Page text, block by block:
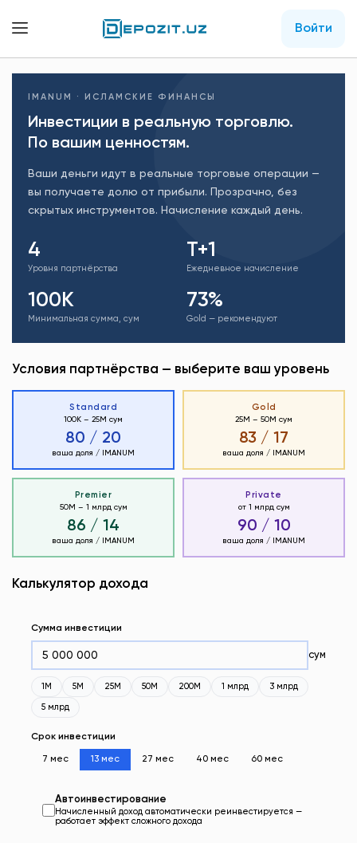
Войти
IMANUM · ИСЛАМСКИЕ ФИНАНСЫ
Инвестиции в реальную торговлю.
По вашим ценностям.
Ваши деньги идут в реальные торговые операции —
вы получаете долю от прибыли. Прозрачно, без
скрытых инструментов. Начисление каждый день.
4
Уровня партнёрства
T+1
Ежедневное начисление
100K
Минимальная сумма, сум
73%
Gold — рекомендуют
Условия партнёрства — выберите ваш уровень
Standard
100К – 25М сум
80 / 20
ваша доля / IMANUM
Gold
25М – 50М сум
83 / 17
ваша доля / IMANUM
Premier
50М – 1 млрд сум
86 / 14
ваша доля / IMANUM
Private
от 1 млрд сум
90 / 10
ваша доля / IMANUM
Калькулятор дохода
Сумма инвестиции
сум
1M 5M 25M 50M 200M 1 млрд 3 млрд
5 млрд
Срок инвестиции
7 мес 13 мес 27 мес 40 мес 60 мес
Автоинвестирование
Начисленный доход автоматически реинвестируется —
работает эффект сложного дохода